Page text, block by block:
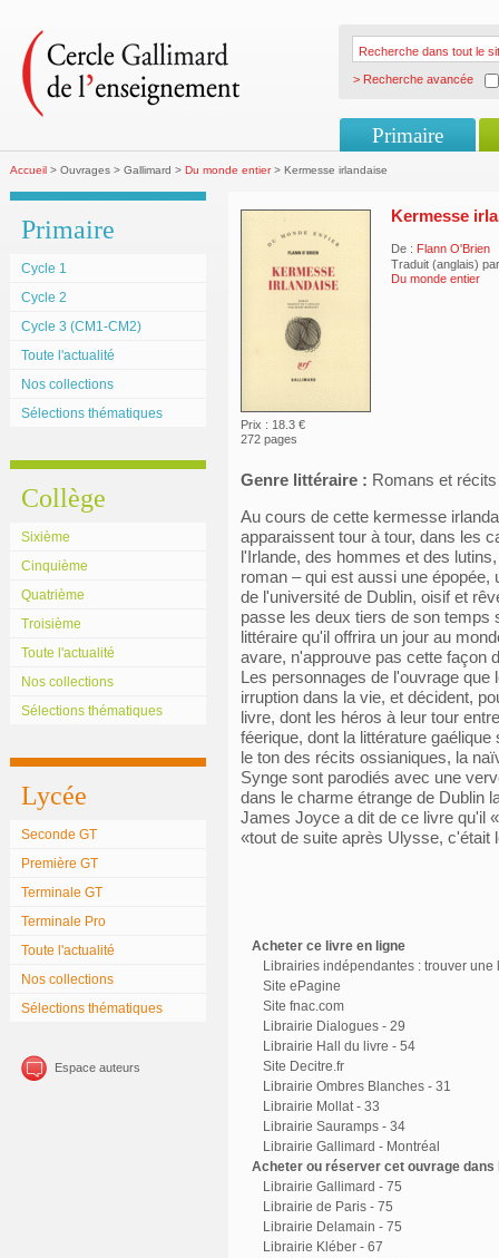
> Recherche avancée
Primaire
Accueil > Ouvrages > Gallimard > Du monde entier> Kermesse irlandaise
Primaire
Cycle 1
Cycle 2
Cycle 3 (CM1-CM2)
Toute l'actualité
Nos collections
Sélections thématiques
Collège
Sixième
Cinquième
Quatrième
Troisième
Toute l'actualité
Nos collections
Sélections thématiques
Lycée
Seconde GT
Première GT
Terminale GT
Terminale Pro
Toute l'actualité
Nos collections
Sélections thématiques
Espace auteurs
Prix : 18.3 €
272 pages
Kermesse
De : Flann O'Brien
Traduit (anglais)
Du monde entier
Genre littéraire : Romans et récits
Au cours de cette kermesse
apparaissent tour à tour, dans les
l'Irlande, des hommes et des
roman – qui est aussi une épopée,
de l'université de Dublin, oisif et
passe les deux tiers de son
littéraire qu'il offrira un jour au
avare, n'approuve pas cette façon
Les personnages de l'ouvrage
irruption dans la vie, et décident,
livre, dont les héros à leur tour
féerique, dont la littérature
le ton des récits ossianiques, la
Synge sont parodiés avec une
dans le charme étrange de Dublin
James Joyce a dit de ce livre qu'il
«tout de suite après Ulysse, c'était
Acheter ce livre en ligne
Librairies indépendantes : trouver une
Site ePagine
Site fnac.com
Librairie Dialogues - 29
Librairie Hall du livre - 54
Site Decitre.fr
Librairie Ombres Blanches - 31
Librairie Mollat - 33
Librairie Sauramps - 34
Librairie Gallimard - Montréal
Acheter ou réserver cet ouvrage
Librairie Gallimard - 75
Librairie de Paris - 75
Librairie Delamain - 75
Librairie Kléber - 67